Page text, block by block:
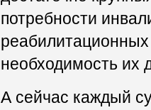
потребности
реабилитационных
необходимость их
А сейчас каждый